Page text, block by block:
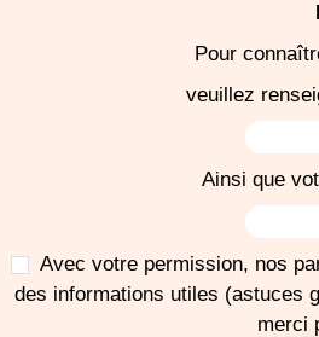
Pour
veuillez
Ainsi que
Avec votre permission, nos
des informations utiles (astuces
merci